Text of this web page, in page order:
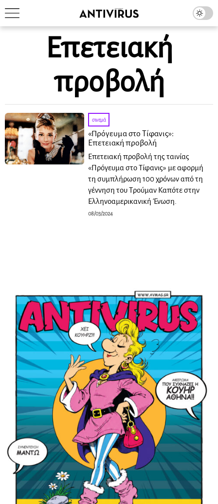
Επετειακή
προβολή
σινεμά
«Πρόγευμα στο Τίφανις»:
Επετειακή προβολή
Επετειακή προβολή της ταινίας
«Πρόγευμα στο Τίφανις» με αφορμή
τη συμπλήρωση 100 χρόνων από τη
γέννηση του Τρούμαν Καπότε στην
Ελληνοαμερικανική Ένωση.
08/03/2024